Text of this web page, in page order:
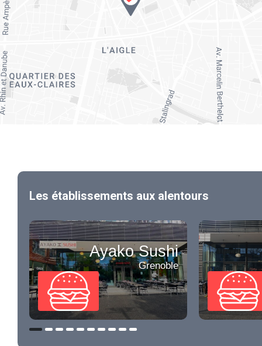
Les établissements aux alentours
Ayako Sushi
Grenoble